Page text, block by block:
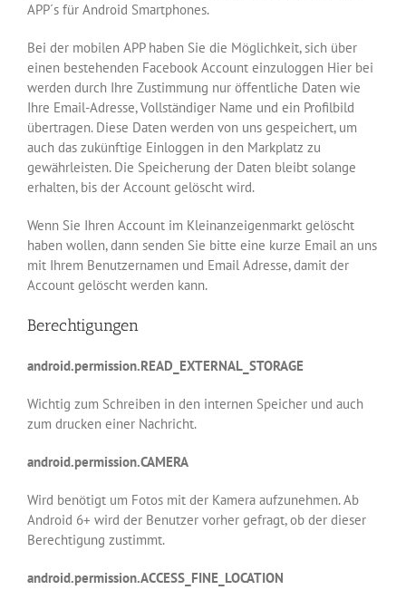
APP´s für Android Smartphones.
Bei der mobilen APP haben Sie die Möglichkeit, sich über
einen bestehenden Facebook Account einzuloggen Hier bei
werden durch Ihre Zustimmung nur öffentliche Daten wie
Ihre Email-Adresse, Vollständiger Name und ein Profilbild
übertragen. Diese Daten werden von uns gespeichert, um
auch das zukünftige Einloggen in den Markplatz zu
gewährleisten. Die Speicherung der Daten bleibt solange
erhalten, bis der Account gelöscht wird.
Wenn Sie Ihren Account im Kleinanzeigenmarkt gelöscht
haben wollen, dann senden Sie bitte eine kurze Email an uns
mit Ihrem Benutzernamen und Email Adresse, damit der
Account gelöscht werden kann.
Berechtigungen
android.permission.READ_EXTERNAL_STORAGE
Wichtig zum Schreiben in den internen Speicher und auch
zum drucken einer Nachricht.
android.permission.CAMERA
Wird benötigt um Fotos mit der Kamera aufzunehmen. Ab
Android 6+ wird der Benutzer vorher gefragt, ob der dieser
Berechtigung zustimmt.
android.permission.ACCESS_FINE_LOCATION